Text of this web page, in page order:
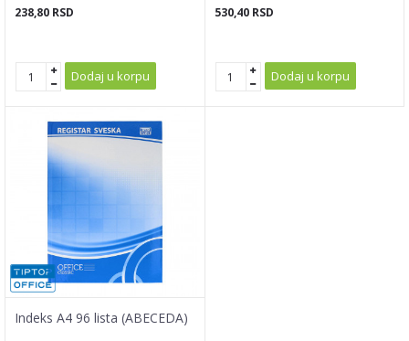
238,80 RSD
Dodaj u korpu
530,40 RSD
Dodaj u korpu
Indeks A4 96 lista (ABECEDA)